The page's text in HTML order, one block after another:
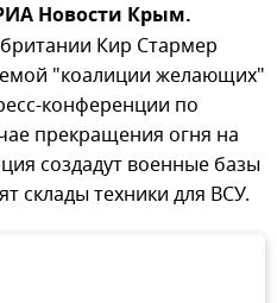
Новости Крым.
Кир Стармер
"коалиции желающих"
конференции по
прекращения огня на
создадут военные базы
склады техники для ВСУ.